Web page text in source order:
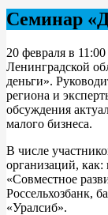
Семинар
20 февраля в
Ленинградской
деньги».
региона и
обсуждения
малого бизнеса.
В числе
организаций,
«Совместное
Россельхозбанк,
«Уралсиб».